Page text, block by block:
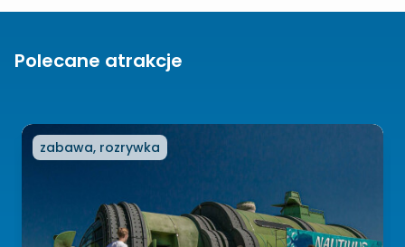
Polecane atrakcje
zabawa, rozrywka